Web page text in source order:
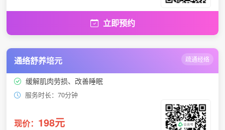
立即预约
通络舒养培元 疏通经络
缓解肌肉劳损、改善睡眠
服务时长：70分钟
现价： 198元